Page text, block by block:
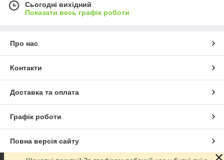
Сьогодні вихідний
Показати весь графік роботи
Про нас
Контакти
Доставка та оплата
Графік роботи
Повна версія сайту